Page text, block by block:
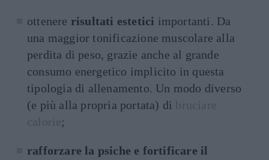
ottenere risultati estetici importanti. Da
una maggior tonificazione muscolare alla
perdita di peso, grazie anche al grande
consumo energetico implicito in questa
tipologia di allenamento. Un modo diverso
(e più alla propria portata) di bruciare
calorie;
rafforzare la psiche e fortificare il